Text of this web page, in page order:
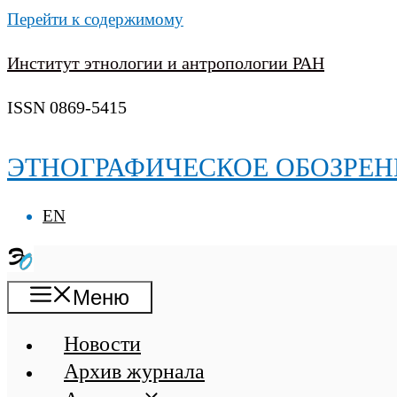
Перейти к содержимому
Институт этнологии и антропологии РАН
ISSN 0869-5415
ЭТНОГРАФИЧЕСКОЕ
EN
Меню
Новости
Архив журнала